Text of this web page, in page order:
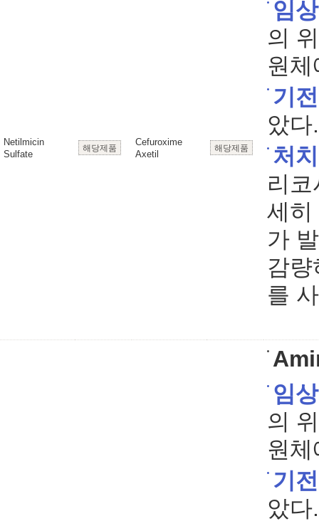
Netilmicin
Sulfate
해당제품
Cefuroxime
Axetil
해당제품
임
의
원
기전
았다.
처치
리
세히
가
감
를
임
의
원
기전
았다.